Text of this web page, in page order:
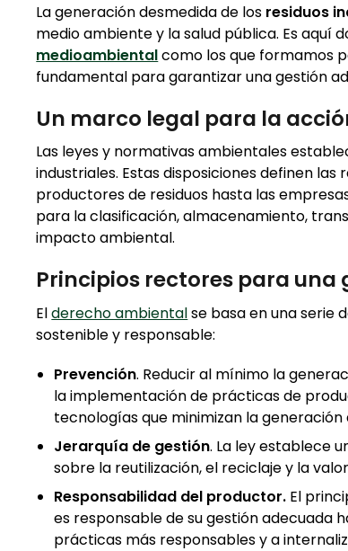
La generación desmedida de los residuos
medio ambiente y la salud pública. Es aquí
medioambientalcomo los que formamos
fundamental para garantizar una gestión
Un marco legal para la
Las leyes y normativas ambientales
industriales. Estas disposiciones definen
productores de residuos hasta las
para la clasificación, almacenamiento,
impacto ambiental.
Principios rectores para una
Elderecho ambientalse basa en una serie
sostenible y responsable:
Prevención. Reducir al mínimo la
la implementación de prácticas de
tecnologías que minimizan la generación
Jerarquía de gestión. La ley establece
sobre la reutilización, el reciclaje y la
Responsabilidad del productor. El
es responsable de su gestión adecuada
prácticas más responsables y a